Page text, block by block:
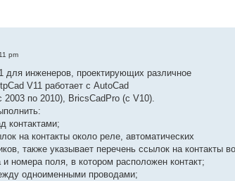
pm
для инженеров, проектирующих различное
V11 работает с AutoCad
2003 по 2010), BricsCadPro (c V10).
контактами;
на контакты около реле, автоматических
также указывает перечень ссылок на
и номера поля, в котором расположен контакт;
одноименными проводами;